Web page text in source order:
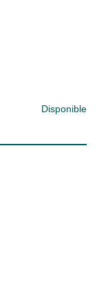
Disponible